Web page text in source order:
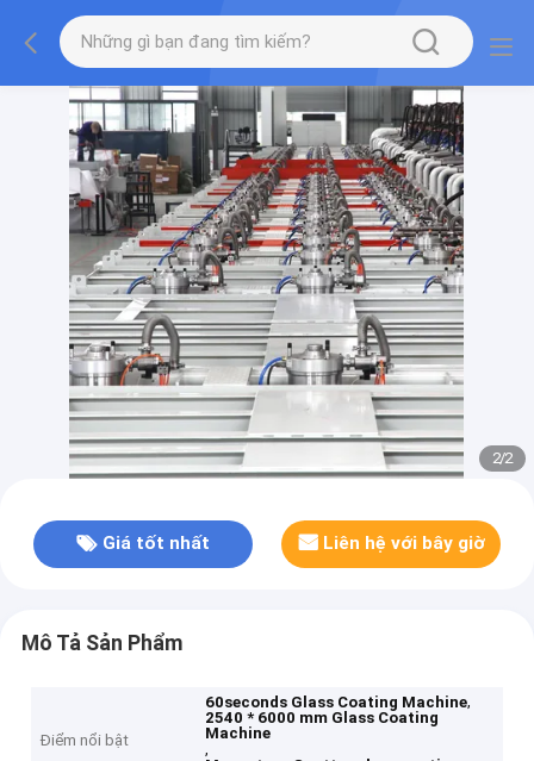
2/2
Giá tốt nhất Liên hệ với bây giờ
Mô Tả Sản Phẩm
Điểm nổi bật
60seconds Glass Coating Machine,
2540 * 6000 mm Glass Coating
Machine
,